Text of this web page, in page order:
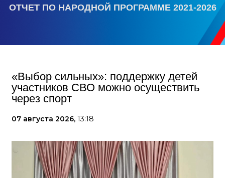
ОТЧЕТ ПО НАРОДНОЙ ПРОГРАММЕ 2021-2026
«Выбор сильных»: поддержку детей
участников СВО можно осуществить
через спорт
07 августа 2026, 13:18